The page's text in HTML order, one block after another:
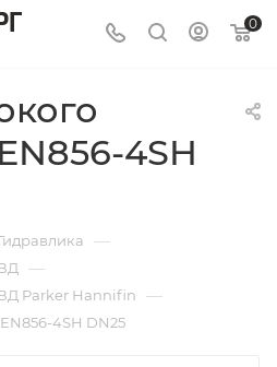
0
4SH
—
—
Parker Hannifin —
4SH DN25